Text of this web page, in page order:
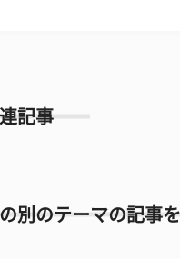
記事
別のテーマの記事